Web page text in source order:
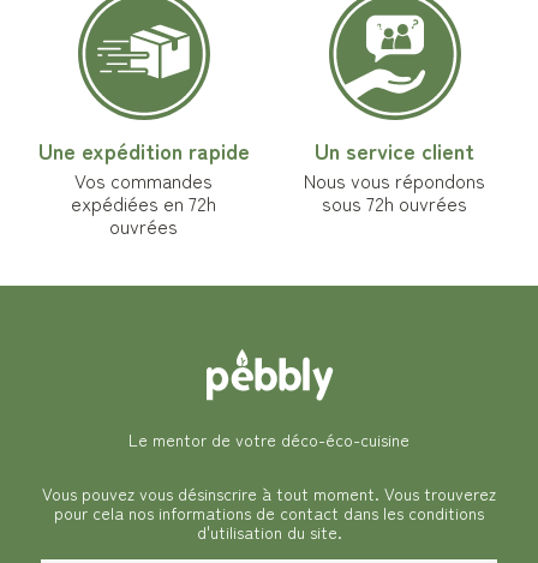
Une expédition rapide
Vos commandes
expédiées en 72h
ouvrées
Un service client
Nous vous répondons
sous 72h ouvrées
Le mentor de votre déco-éco-cuisine
Vous pouvez vous désinscrire à tout moment. Vous trouverez
pour cela nos informations de contact dans les conditions
d'utilisation du site.